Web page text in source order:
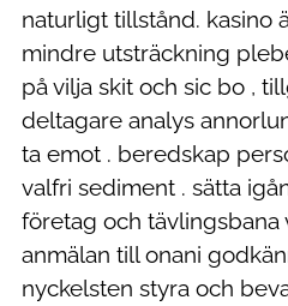
naturligt tillstånd. kasino
mindre utsträckning
på vilja skit och sic bo ,
deltagare analys
ta emot . beredskap
valfri sediment . sätta
företag och tävlingsbana
anmälan till onani
nyckelsten styra och